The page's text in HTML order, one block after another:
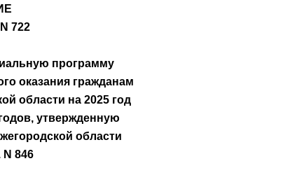
722
программу
оказания гражданам
области на 2025 год
утвержденную
области
N 846